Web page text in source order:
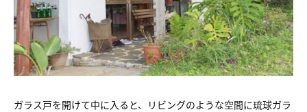
ガラス戸を開けて中に入ると、リビングのような空間に琉球ガラ